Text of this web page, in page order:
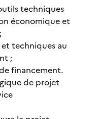
techniques
économique et
techniques au
;
financement.
de projet